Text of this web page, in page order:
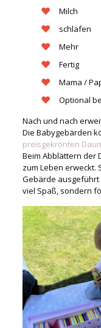
Milch
schlafen
Mehr
Fertig
Mama /
Optional
Nach und nach
Die Babygebärden
preisgekrönten
Beim Abblättern der
zum Leben erweckt.
Gebärde ausgeführt
viel Spaß, sondern